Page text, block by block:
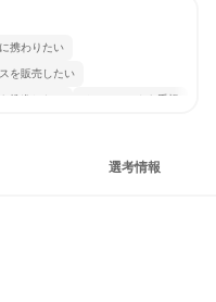
携わりたい
を販売したい
推進したい チームワークを重視
選考情報